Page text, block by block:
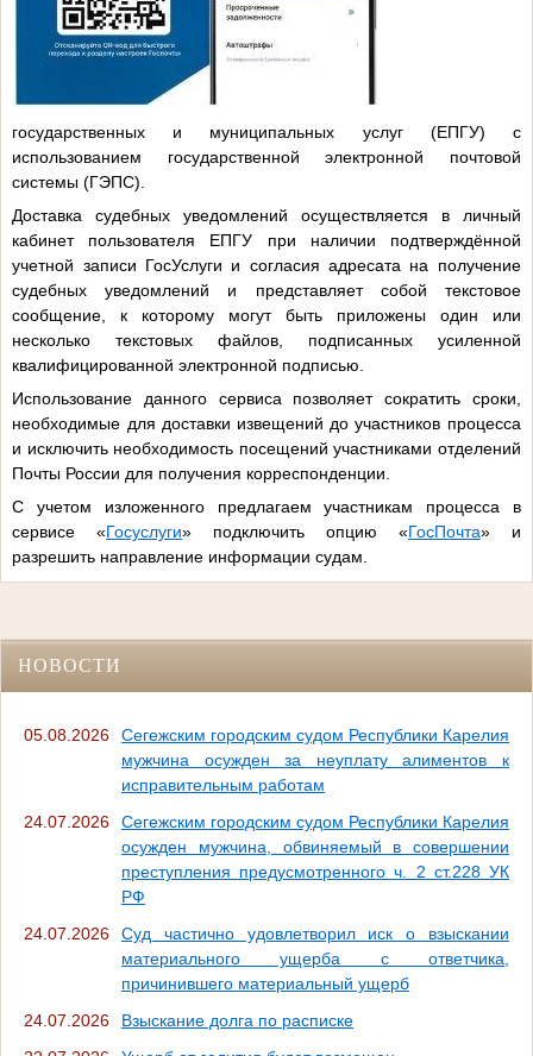
государственных и муниципальных услуг (ЕПГУ) с
использованием государственной электронной почтовой
системы (ГЭПС).
Доставка судебных уведомлений осуществляется в личный
кабинет пользователя ЕПГУ при наличии подтверждённой
учетной записи ГосУслуги и согласия адресата на получение
судебных уведомлений и представляет собой текстовое
сообщение, к которому могут быть приложены один или
несколько текстовых файлов, подписанных усиленной
квалифицированной электронной подписью.
Использование данного сервиса позволяет сократить сроки,
необходимые для доставки извещений до участников процесса
и исключить необходимость посещений участниками отделений
Почты России для получения корреспонденции.
С учетом изложенного предлагаем участникам процесса в
сервисе «Госуслуги» подключить опцию «ГосПочта» и
разрешить направление информации судам.
НОВОСТИ
05.08.2026
Сегежским городским судом Республики Карелия
мужчина осужден за неуплату алиментов к
исправительным работам
24.07.2026
Сегежским городским судом Республики Карелия
осужден мужчина, обвиняемый в совершении
преступления предусмотренного ч. 2 ст.228 УК
РФ
24.07.2026
Суд частично удовлетворил иск о взыскании
материального ущерба с ответчика,
причинившего материальный ущерб
24.07.2026
Взыскание долга по расписке